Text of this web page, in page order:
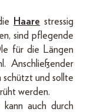
Haare stressig
sind pflegende
für die Längen
Anschließender
und sollte
werden.
auch durch